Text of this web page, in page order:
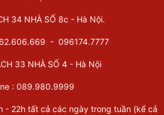
34 NHÀ SỐ 8c - Hà Nội.
- 096174.7777
33 NHÀ SỐ 4 - Hà Nội
: 089.980.9999
- 22h tất cả các ngày trong tuần (kể cả